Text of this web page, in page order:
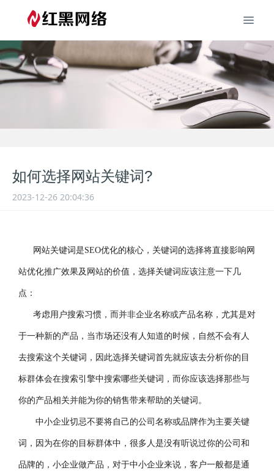
如何选择网站关键词?
2023-12-26 20:04:36
网站关键词是SEO优化的核心，关键词的选择将直接影响网
站优化推广效果及网站的价值，选择关键词应该注意一下几
点：
考虑用户搜索习惯，而并非企业名称或产品名称，尤其是对
于一种新的产品，当市场还没有人知道的时候，自然不会有人
去搜索这个关键词，因此选择关键词首先就应该去分析你的目
标群体会在搜索引擎中搜索哪些关键词，而你应该选择那些与
你的产品相关并能为你的销售带来帮助的关键词。
中小企业切忌不要将自己的公司名称或品牌作为主要关键
词，因为在你的目标群体中，很多人是没有听说过你的公司和
品牌的，小企业做产品，对于中小企业来说，客户一般都是通